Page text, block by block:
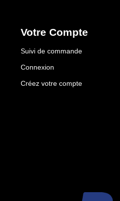
Votre Compte
Suivi de commande
Connexion
Créez votre compte